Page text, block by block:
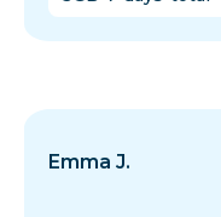
Emma J.